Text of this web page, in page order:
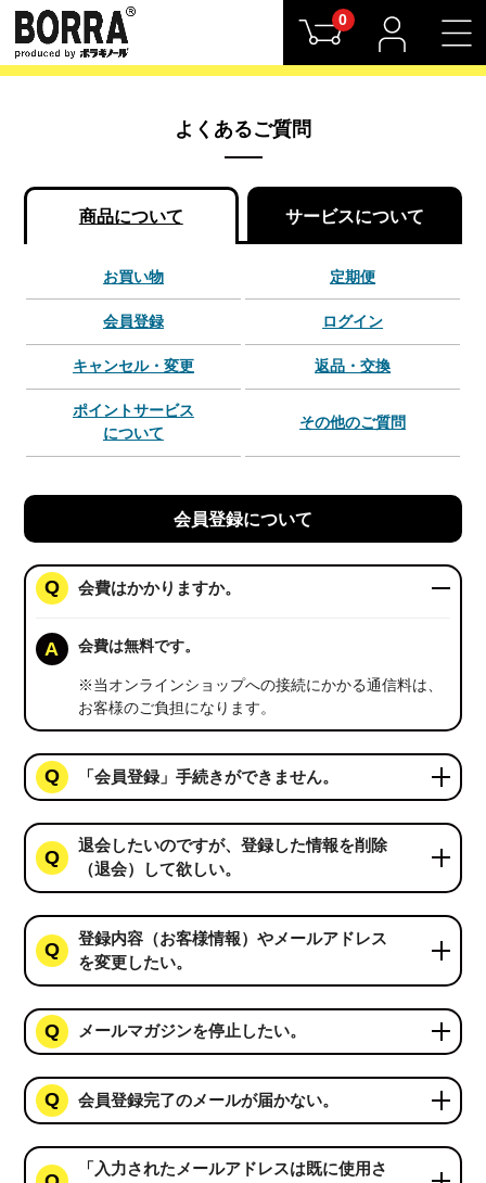
0
よくあるご質問
商品について サービスについて
お買い物 定期便
会員登録 ログイン
キャンセル・変更 返品・交換
ポイントサービス
について
その他のご質問
会員登録について
会費はかかりますか。
会費は無料です。
※当オンラインショップへの接続にかかる通信料は、
お客様のご負担になります。
「会員登録」手続きができません。
退会したいのですが、登録した情報を削除
（退会）して欲しい。
登録内容（お客様情報）やメールアドレス
を変更したい。
メールマガジンを停止したい。
会員登録完了のメールが届かない。
「入力されたメールアドレスは既に使用さ